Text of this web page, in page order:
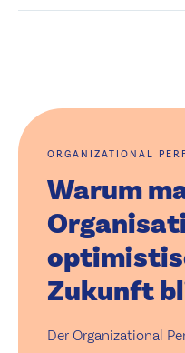
ORGANIZATIONAL
Warum
Zukunft
Der Organizational